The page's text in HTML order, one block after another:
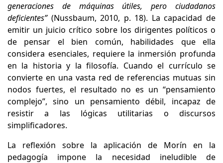
generaciones de máquinas útiles, pero ciudadanos
deficientes”(Nussbaum, 2010, p. 18). La capacidad de
emitir un juicio crítico sobre los dirigentes políticos o
de pensar el bien común, habilidades que ella
considera esenciales, requiere la inmersión profunda
en la historia y la filosofía. Cuando el currículo se
convierte en una vasta red de referencias mutuas sin
nodos fuertes, el resultado no es un “pensamiento
complejo”, sino un pensamiento débil, incapaz de
resistir a las lógicas utilitarias o discursos
simplificadores.
La reflexión sobre la aplicación de Morín en la
pedagogía impone la necesidad ineludible de